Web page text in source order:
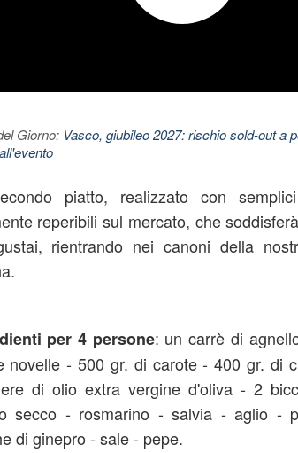
Giorno: Vasco, giubileo 2027: rischio sold-out a
piatto, realizzato con
reperibili sul mercato, che
rientrando nei canoni della
per 4 persone: un carrè di
novelle - 500 gr. di carote - 400 gr. di
di olio extra vergine d'oliva - 2
secco - rosmarino - salvia - aglio -
di ginepro - sale - pepe.